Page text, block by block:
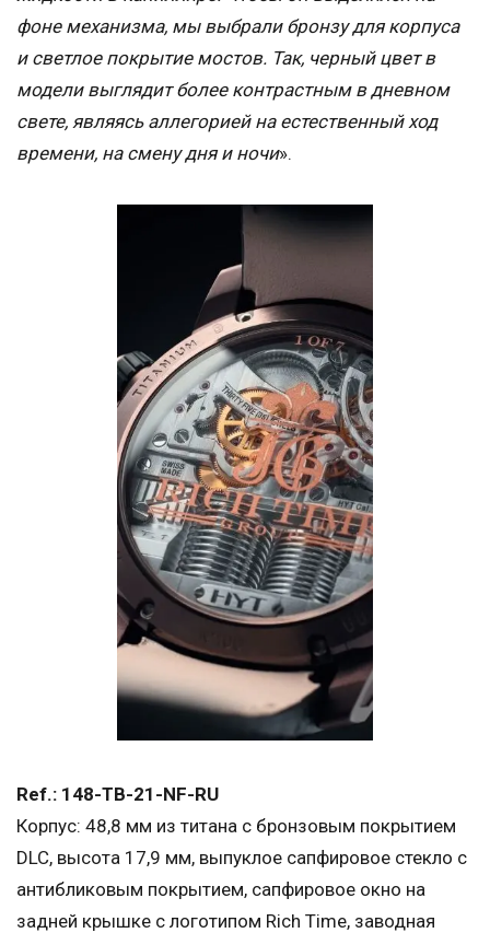
фоне механизма, мы выбрали бронзу для корпуса
и светлое покрытие мостов. Так, черный цвет в
модели выглядит более контрастным в дневном
свете, являясь аллегорией на естественный ход
времени, на смену дня и ночи».
Ref.: 148-ТВ-21-NF-RU
Корпус: 48,8 мм из титана с бронзовым покрытием
DLC, высота 17,9 мм, выпуклое сапфировое стекло с
антибликовым покрытием, сапфировое окно на
задней крышке с логотипом Rich Time, заводная